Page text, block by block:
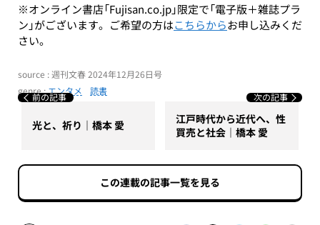
※オンライン書店「Fujisan.co.jp」限定で「電子版＋雑誌プラ
ン」がございます。ご希望の方はこちらからお申し込みくだ
さい。
source : 週刊文春 2024年12月26日号
genre :エンタメ 読書
前の記事
光と、祈り｜橋本 愛
次の記事
江戸時代から近代へ、性
買売と社会｜橋本 愛
この連載の記事一覧を見る